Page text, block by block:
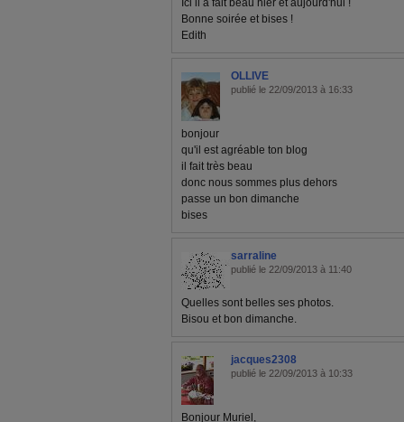
Ici il a fait beau hier et aujourd'hui !
Bonne soirée et bises !
Edith
OLLIVE
publié le 22/09/2013 à 16:33
bonjour
qu'il est agréable ton blog
il fait très beau
donc nous sommes plus dehors
passe un bon dimanche
bises
sarraline
publié le 22/09/2013 à 11:40
Quelles sont belles ses photos.
Bisou et bon dimanche.
jacques2308
publié le 22/09/2013 à 10:33
Bonjour Muriel,